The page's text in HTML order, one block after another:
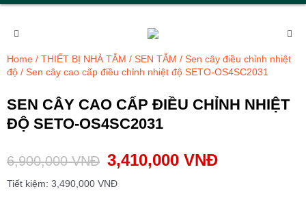
Home / THIẾT BỊ NHÀ TẮM / SEN TẮM / Sen cây điều chỉnh nhiệt
độ / Sen cây cao cấp điều chỉnh nhiệt độ SETO-OS4SC2031
SEN CÂY CAO CẤP ĐIỀU CHỈNH NHIỆT
ĐỘ SETO-OS4SC2031
6,900,000VNĐ 3,410,000 VNĐ
Tiết kiệm: 3,490,000 VNĐ